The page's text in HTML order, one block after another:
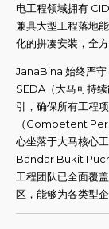
电工程领域拥有
兼具大型工程落地
化的拼凑安装，全
JanaBina 始终严
SEDA（大马可持
引，确保所有工程
（Competent
心坐落于大马核心
Bandar Bukit
工程团队已全面覆
区，能够为各类型